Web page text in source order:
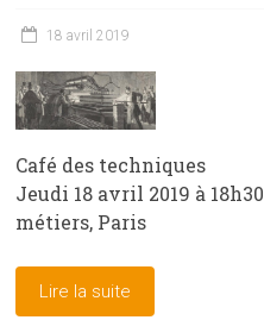
18 avril 2019
Café des techniques
Jeudi 18 avril 2019 à
métiers, Paris
Lire la suite